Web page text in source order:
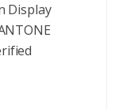
Display